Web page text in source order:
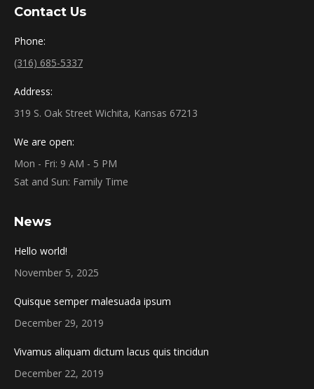
Contact Us
Phone:
(316) 685-5337
Address:
319 S. Oak Street Wichita, Kansas 67213
We are open:
Mon - Fri: 9 AM - 5 PM
Sat and Sun: Family Time
News
Hello world!
November 5, 2025
Quisque semper malesuada ipsum
December 29, 2019
Vivamus aliquam dictum lacus quis tincidun
December 22, 2019